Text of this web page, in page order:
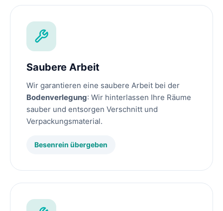
Saubere Arbeit
Wir garantieren eine saubere Arbeit bei der
Bodenverlegung: Wir hinterlassen Ihre Räume
sauber und entsorgen Verschnitt und
Verpackungsmaterial.
Besenrein übergeben